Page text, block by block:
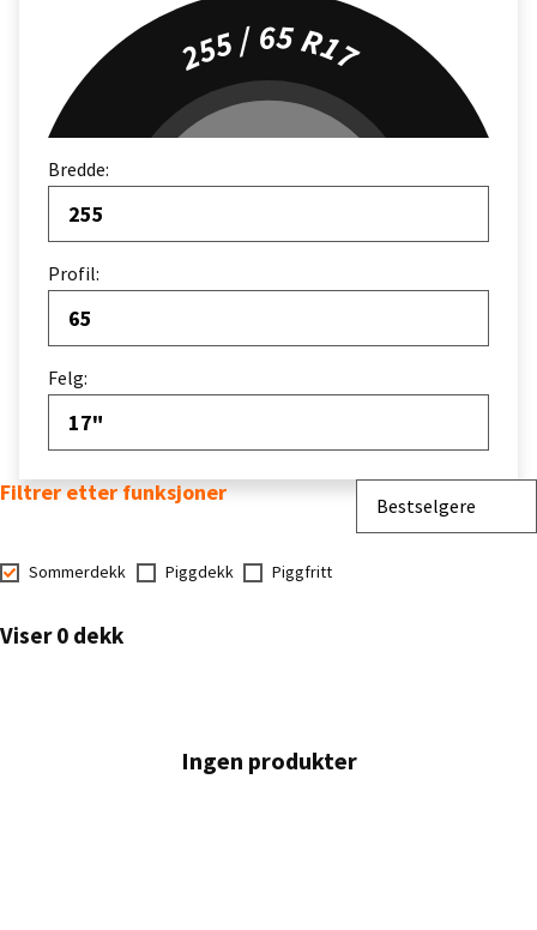
255 / 65 R17
Bredde:
255
Profil:
65
Felg:
17"
Sommerdekk Piggdekk Piggfritt
Bestselgere
Viser 0 dekk
Filtrer etter funksjoner
Ingen produkter